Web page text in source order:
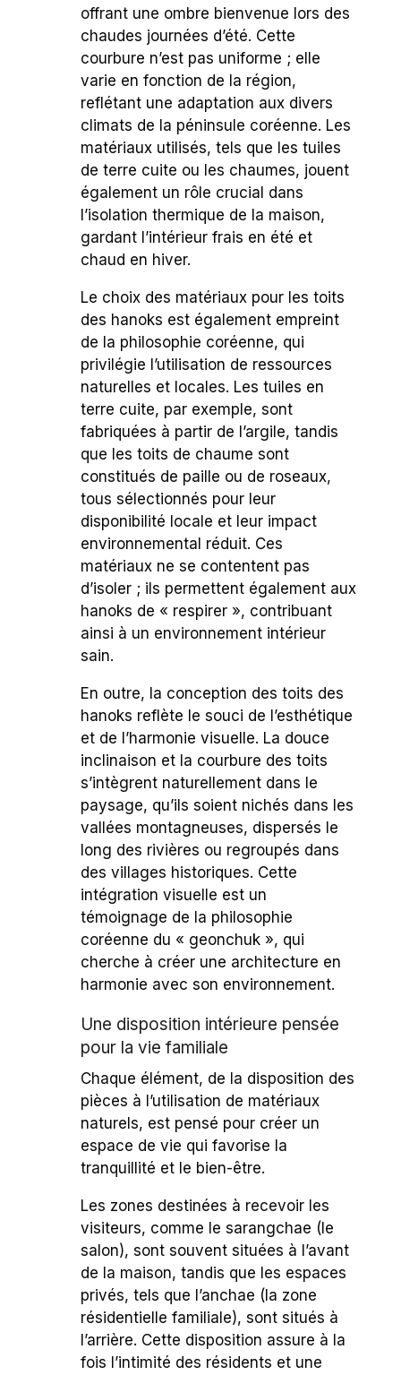
offrant une ombre bienvenue lors des
chaudes journées d’été. Cette
courbure n’est pas uniforme ; elle
varie en fonction de la région,
reflétant une adaptation aux divers
climats de la péninsule coréenne. Les
matériaux utilisés, tels que les tuiles
de terre cuite ou les chaumes, jouent
également un rôle crucial dans
l’isolation thermique de la maison,
gardant l’intérieur frais en été et
chaud en hiver.
Le choix des matériaux pour les toits
des hanoks est également empreint
de la philosophie coréenne, qui
privilégie l’utilisation de ressources
naturelles et locales. Les tuiles en
terre cuite, par exemple, sont
fabriquées à partir de l’argile, tandis
que les toits de chaume sont
constitués de paille ou de roseaux,
tous sélectionnés pour leur
disponibilité locale et leur impact
environnemental réduit. Ces
matériaux ne se contentent pas
d’isoler ; ils permettent également aux
hanoks de « respirer », contribuant
ainsi à un environnement intérieur
sain.
En outre, la conception des toits des
hanoks reflète le souci de l’esthétique
et de l’harmonie visuelle. La douce
inclinaison et la courbure des toits
s’intègrent naturellement dans le
paysage, qu’ils soient nichés dans les
vallées montagneuses, dispersés le
long des rivières ou regroupés dans
des villages historiques. Cette
intégration visuelle est un
témoignage de la philosophie
coréenne du « geonchuk », qui
cherche à créer une architecture en
harmonie avec son environnement.
Une disposition intérieure pensée
pour la vie familiale
Chaque élément, de la disposition des
pièces à l’utilisation de matériaux
naturels, est pensé pour créer un
espace de vie qui favorise la
tranquillité et le bien-être.
Les zones destinées à recevoir les
visiteurs, comme le sarangchae (le
salon), sont souvent situées à l’avant
de la maison, tandis que les espaces
privés, tels que l’anchae (la zone
résidentielle familiale), sont situés à
l’arrière. Cette disposition assure à la
fois l’intimité des résidents et une